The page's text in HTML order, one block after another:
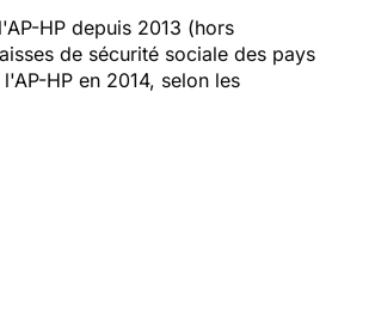
HP depuis 2013 (hors
de sécurité sociale des pays
HP en 2014, selon les